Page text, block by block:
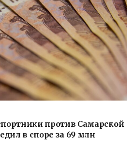
против Самарской
в споре за 69 млн